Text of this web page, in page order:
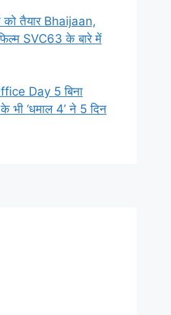
को तैयार Bhaijaan,
SVC63 के बारे में
Day 5 बिना
भी ‘धमाल 4’ ने 5 दिन